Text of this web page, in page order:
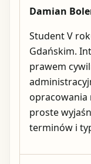
Damian
Student V
Gdańskim.
prawem
opracowania
proste
terminów i